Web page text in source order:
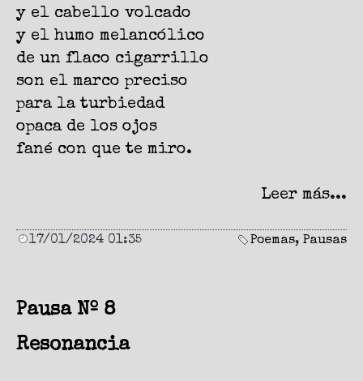
y el cabello volcado
y el humo melancólico
de un flaco cigarrillo
son el marco preciso
para la turbiedad
opaca de los ojos
fané con que te miro.
Leer más...
17/01/2024 01:35 Poemas, Pausas
Pausa Nº 8
Resonancia